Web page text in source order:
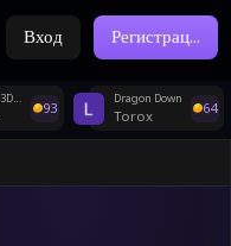
Вход Регистрац...
Cooking Blast 3D : Hexa Match
93
Dragon Down
Torox 64